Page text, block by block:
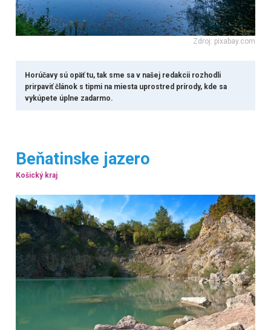
Zdroj: pixabay.com
Horúčavy sú opäť tu, tak sme sa v našej redakcii rozhodli
prirpaviť článok s tipmi na miesta uprostred prírody, kde sa
vykúpete úplne zadarmo.
Beňatinske jazero
Košický kraj